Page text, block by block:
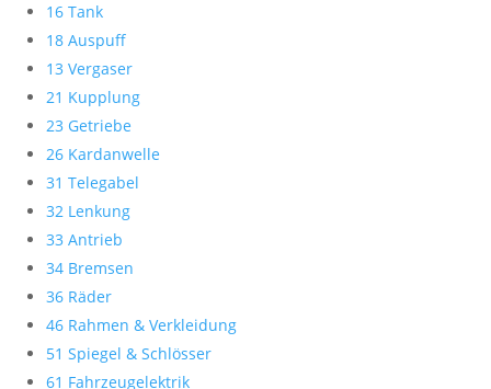
16 Tank
18 Auspuff
13 Vergaser
21 Kupplung
23 Getriebe
26 Kardanwelle
31 Telegabel
32 Lenkung
33 Antrieb
34 Bremsen
36 Räder
46 Rahmen & Verkleidung
51 Spiegel & Schlösser
61 Fahrzeugelektrik